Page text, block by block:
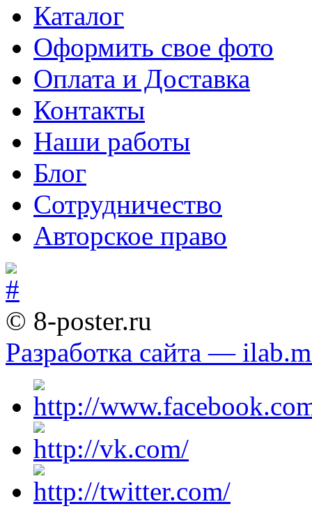
Каталог
Оформить свое фото
Оплата и Доставка
Контакты
Наши работы
Блог
Сотрудничество
Авторское право
© 8-poster.ru
Разработка сайта —